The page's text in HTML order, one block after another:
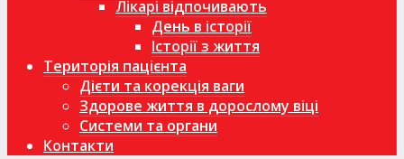
Лікарі відпочивають
День в історії
Історії з життя
Територія пацієнта
Дієти та корекція ваги
Здорове життя в дорослому віці
Системи та органи
Контакти